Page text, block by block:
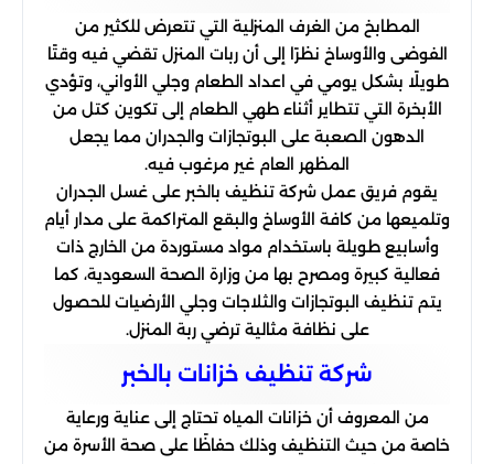
المطابخ من الغرف المنزلية التي تتعرض للكثير من
الفوضى والأوساخ نظرًا إلى أن ربات المنزل تقضي فيه وقتًا
طويلًا بشكل يومي في اعداد الطعام وجلي الأواني، وتؤدي
الأبخرة التي تتطاير أثناء طهي الطعام إلى تكوين كتل من
الدهون الصعبة على البوتجازات والجدران مما يجعل
المظهر العام غير مرغوب فيه.
يقوم فريق عمل شركة تنظيف بالخبر على غسل الجدران
وتلميعها من كافة الأوساخ والبقع المتراكمة على مدار أيام
وأسابيع طويلة باستخدام مواد مستوردة من الخارج ذات
فعالية كبيرة ومصرح بها من وزارة الصحة السعودية، كما
يتم تنظيف البوتجازات والثلاجات وجلي الأرضيات للحصول
على نظافة مثالية ترضي ربة المنزل.
شركة تنظیف خزانات بالخبر
من المعروف أن خزانات المياه تحتاج إلى عناية ورعاية
خاصة من حيث التنظيف وذلك حفاظًا على صحة الأسرة من